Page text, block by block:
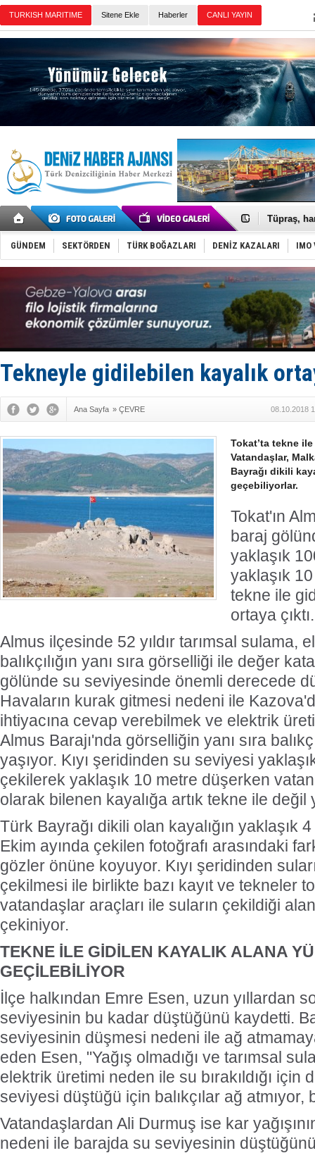
Sitene Ekle Haberler
Anadolu
Derince,
Tüpraş,
İTU AUV,
LNG
PROYAD,
Türk
Deniz
DÖDER,
Fairline,
Baltık
Runit
Limana
Türk
GÜNDEM SEKTÖRDEN TÜRK BOĞAZLARI DENİZ KAZALARI IMO
Tekneyle gidilebilen kayalık
Ana Sayfa » ÇEVRE 08.10.2018
Tokat’ta tekne
Vatandaşlar,
Bayrağı dikili
geçebiliyorlar.
Tokat'ın
baraj
yaklaşık
yaklaşık
tekne ile
ortaya çıktı.
Almus ilçesinde 52 yıldır tarımsal sulama,
balıkçılığın yanı sıra görselliği ile değer
gölünde su seviyesinde önemli derecede
Havaların kurak gitmesi nedeni ile
ihtiyacına cevap verebilmek ve elektrik
Almus Barajı'nda görselliğin yanı sıra
yaşıyor. Kıyı şeridinden su seviyesi
çekilerek yaklaşık 10 metre düşerken
olarak bilenen kayalığa artık tekne ile
Türk Bayrağı dikili olan kayalığın yaklaşık
Ekim ayında çekilen fotoğrafı arasındaki
gözler önüne koyuyor. Kıyı şeridinden
çekilmesi ile birlikte bazı kayıt ve tekneler
vatandaşlar araçları ile suların çekildiği
çekiniyor.
TEKNE İLE GİDİLEN KAYALIK ALANA
GEÇİLEBİLİYOR
İlçe halkından Emre Esen, uzun yıllardan
seviyesinin bu kadar düştüğünü kaydetti.
seviyesinin düşmesi nedeni ile ağ
eden Esen, "Yağış olmadığı ve tarımsal
elektrik üretimi neden ile su bırakıldığı için
seviyesi düştüğü için balıkçılar ağ atmıyor,
Vatandaşlardan Ali Durmuş ise kar
nedeni ile barajda su seviyesinin